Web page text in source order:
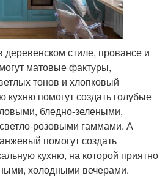
стиле, провансе и
матовые фактуры,
тонов и хлопковый
кухню помогут создать голубые
бледно-зелеными,
розовыми гаммами. А
помогут создать
кухню, на которой приятно
холодными вечерами.